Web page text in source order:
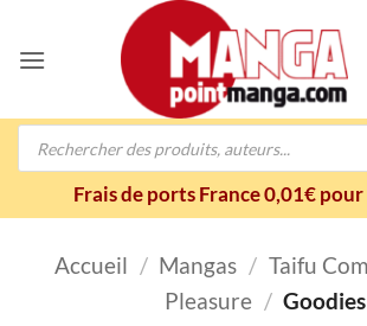
contenu
Recherche
Frais de ports France 0,01€
Accueil / Mangas / Taifu
Pleasure / Goodies